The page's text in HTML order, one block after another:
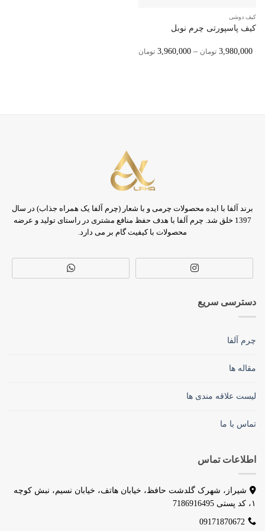
کیف دوشی
کیف پاسپورتی چرم نوبل
3,980,000 تومان –
3,960,000 تومان
برند آلفا با ایده محصولات چرمی و با شعار (چرم آلفا یک همراه جذاب) در سال
1397 خلق شد. چرم آلفا با هدف حفظ منافع مشتری در راستای تولید و عرضه
محصولات با کیفیت گام بر می دارد.
دسترسی سریع
چرم آلفا
مقاله ها
لیست علاقه مندی ها
تماس با ما
اطلاعات تماس
شیراز، شهرک گلدشت حافظ، خیابان هاتف، خیابان نسیم، نبش کوچه
۱، کد پستی 7186916495
09171870672